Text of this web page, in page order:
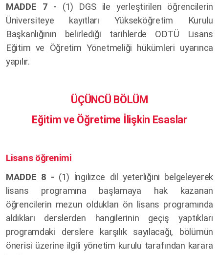
MADDE 7 - (1) DGS ile yerleştirilen öğrencilerin
Üniversiteye kayıtları Yükseköğretim Kurulu
Başkanlığının belirlediği tarihlerde ODTÜ Lisans
Eğitim ve Öğretim Yönetmeliği hükümleri uyarınca
yapılır.
ÜÇÜNCÜ BÖLÜM
Eğitim ve Öğretime İlişkin Esaslar
Lisans öğrenimi
MADDE 8 - (1) İngilizce dil yeterliğini belgeleyerek
lisans programına başlamaya hak kazanan
öğrencilerin mezun oldukları ön lisans programında
aldıkları derslerden hangilerinin geçiş yaptıkları
programdaki derslere karşılık sayılacağı, bölümün
önerisi üzerine ilgili yönetim kurulu tarafından karara